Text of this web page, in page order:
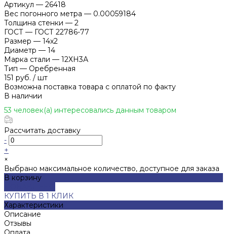
Артикул — 26418
Вес погонного метра — 0.00059184
Толщина стенки — 2
ГОСТ — ГОСТ 22786-77
Размер — 14х2
Диаметр — 14
Марка стали — 12ХН3А
Тип — Оребренная
151 руб. / шт
Возможна поставка товара с оплатой по факту
В наличии
53 человек(а) интересовались данным товаром
Рассчитать доставку
-
+
×
Выбрано максимальное количество, доступное для заказа
В корзину
КУПИТЬ В 1 КЛИК
Характеристики
Описание
Отзывы